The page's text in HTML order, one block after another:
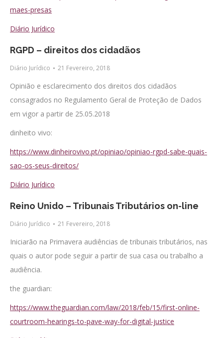
maes-presas
Diário Jurídico
RGPD – direitos dos cidadãos
Diário Jurídico 21 Fevereiro, 2018
Opinião e esclarecimento dos direitos dos cidadãos
consagrados no Regulamento Geral de Proteção de Dados
em vigor a partir de 25.05.2018
dinheito vivo:
https://www.dinheirovivo.pt/opiniao/opiniao-rgpd-sabe-quais-
sao-os-seus-direitos/
Diário Jurídico
Reino Unido – Tribunais Tributários on-line
Diário Jurídico 21 Fevereiro, 2018
Iniciarão na Primavera audiências de tribunais tributários, nas
quais o autor pode seguir a partir de sua casa ou trabalho a
audiência.
the guardian:
https://www.theguardian.com/law/2018/feb/15/first-online-
courtroom-hearings-to-pave-way-for-digital-justice